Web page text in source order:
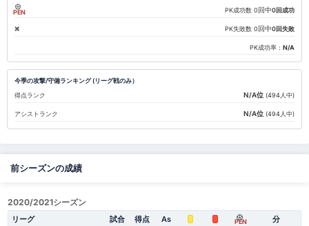
PEN PK成功数 0回中0回成功
PK失敗数 0回中0回失敗
PK成功率：N/A
今季の攻撃/守備ランキング (リーグ戦のみ）
得点ランク
N/A位 (494人中)
アシストランク N/A位 (494人中)
前シーズンの成績
2020/2021シーズン
リーグ 試合 得点 As PEN
分